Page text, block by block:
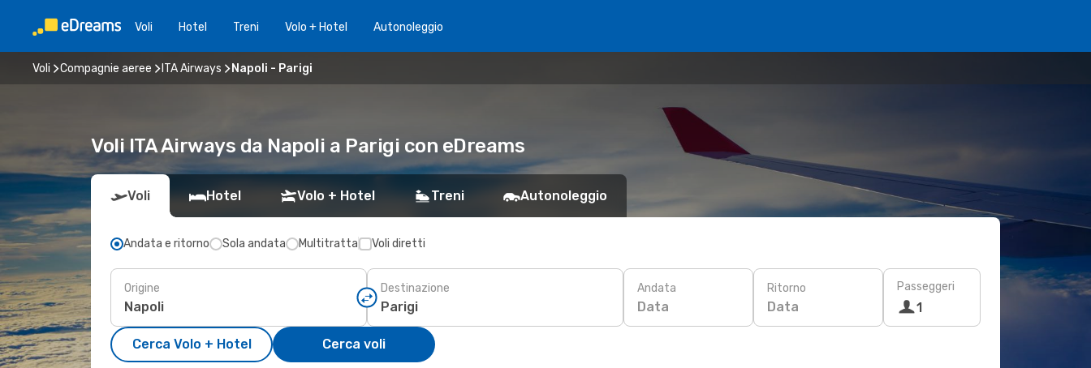
Voli Hotel Treni Volo + Hotel Autonoleggio
Voli Compagnie aeree ITA Airways Napoli - Parigi
Voli ITA Airways da Napoli a Parigi con eDreams
Voli Hotel Volo + Hotel Treni Autonoleggio
Andata e ritorno Sola andata Multitratta Voli diretti
Origine Destinazione Andata
Data
Ritorno
Data
Passeggeri
1
Cerca Volo + Hotel Cerca voli